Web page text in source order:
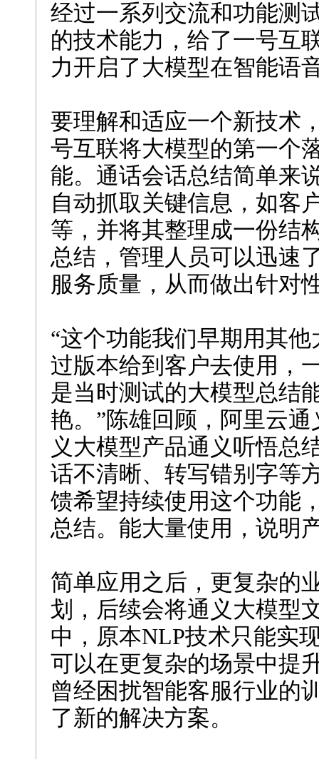
经过一系列交流和功能测
的技术能力，给了一号互
力开启了大模型在智能语
要理解和适应一个新技术
号互联将大模型的第一个
能。通话会话总结简单来
自动抓取关键信息，如客
等，并将其整理成一份结
总结，管理人员可以迅速
服务质量，从而做出针对
“这个功能我们早期用其
过版本给到客户去使用，
是当时测试的大模型总结
艳。”陈雄回顾，阿里云
义大模型产品通义听悟总
话不清晰、转写错别字等
馈希望持续使用这个功能
总结。能大量使用，说明
简单应用之后，更复杂的
划，后续会将通义大模型
中，原本NLP技术只能实
可以在更复杂的场景中提
曾经困扰智能客服行业的
了新的解决方案。